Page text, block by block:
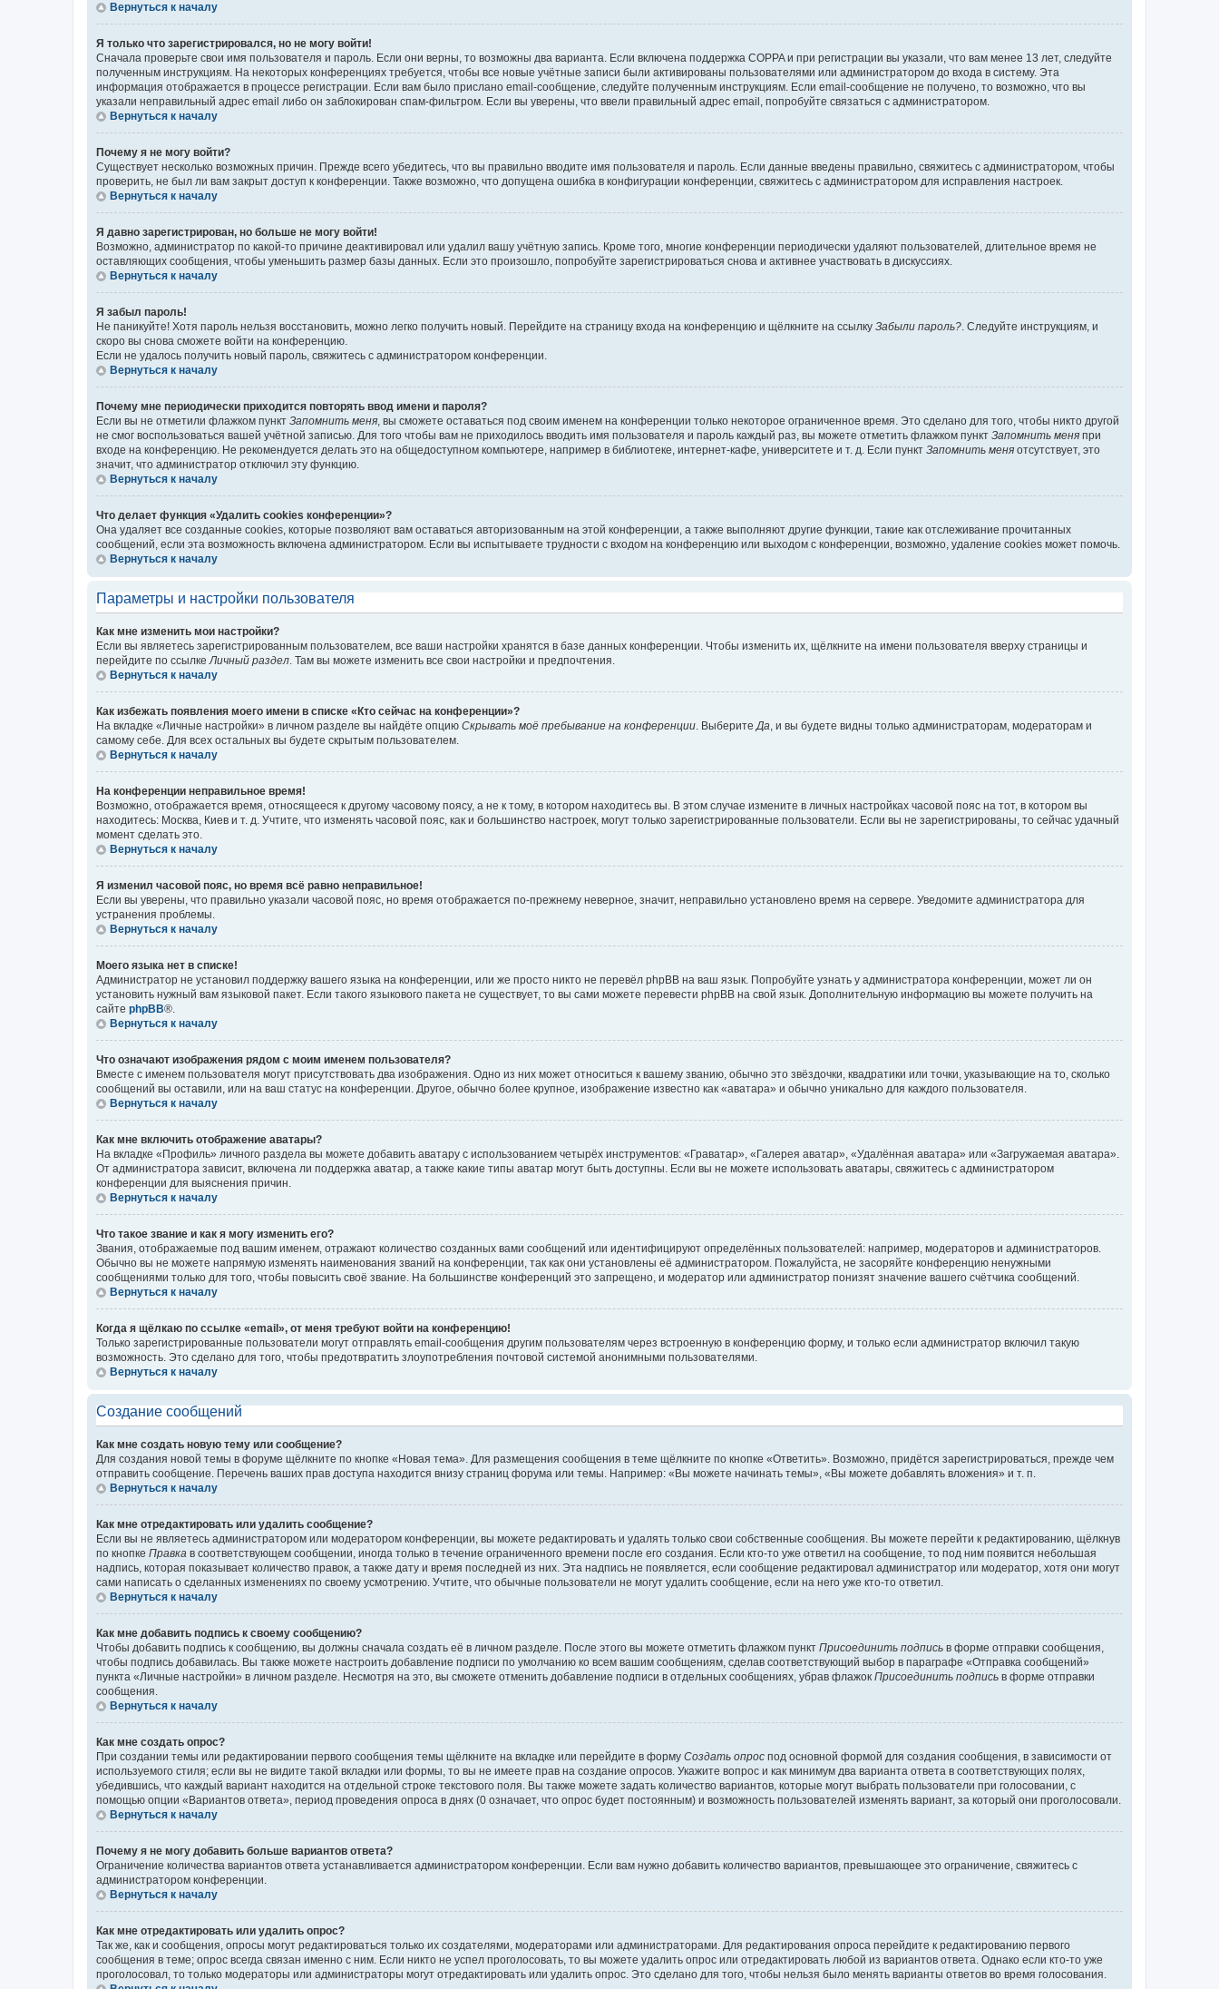
Вернуться к началу
Я только что зарегистрировался, но не могу войти!
Сначала проверьте свои имя пользователя и пароль. Если они верны, то возможны два варианта. Если включена поддержка COPPA и при регистрации вы указали, что вам менее 13 лет, следуйте
полученным инструкциям. На некоторых конференциях требуется, чтобы все новые учётные записи были активированы пользователями или администратором до входа в систему. Эта
информация отображается в процессе регистрации. Если вам было прислано email-сообщение, следуйте полученным инструкциям. Если email-сообщение не получено, то возможно, что вы
указали неправильный адрес email либо он заблокирован спам-фильтром. Если вы уверены, что ввели правильный адрес email, попробуйте связаться с администратором.
Вернуться к началу
Почему я не могу войти?
Существует несколько возможных причин. Прежде всего убедитесь, что вы правильно вводите имя пользователя и пароль. Если данные введены правильно, свяжитесь с администратором, чтобы
проверить, не был ли вам закрыт доступ к конференции. Также возможно, что допущена ошибка в конфигурации конференции, свяжитесь с администратором для исправления настроек.
Вернуться к началу
Я давно зарегистрирован, но больше не могу войти!
Возможно, администратор по какой-то причине деактивировал или удалил вашу учётную запись. Кроме того, многие конференции периодически удаляют пользователей, длительное время не
оставляющих сообщения, чтобы уменьшить размер базы данных. Если это произошло, попробуйте зарегистрироваться снова и активнее участвовать в дискуссиях.
Вернуться к началу
Я забыл пароль!
Не паникуйте! Хотя пароль нельзя восстановить, можно легко получить новый. Перейдите на страницу входа на конференцию и щёлкните на ссылку Забыли пароль?. Следуйте инструкциям, и
скоро вы снова сможете войти на конференцию.
Если не удалось получить новый пароль, свяжитесь с администратором конференции.
Вернуться к началу
Почему мне периодически приходится повторять ввод имени и пароля?
Если вы не отметили флажком пункт Запомнить меня, вы сможете оставаться под своим именем на конференции только некоторое ограниченное время. Это сделано для того, чтобы никто другой
не смог воспользоваться вашей учётной записью. Для того чтобы вам не приходилось вводить имя пользователя и пароль каждый раз, вы можете отметить флажком пункт Запомнить меня при
входе на конференцию. Не рекомендуется делать это на общедоступном компьютере, например в библиотеке, интернет-кафе, университете и т. д. Если пункт Запомнить меня отсутствует, это
значит, что администратор отключил эту функцию.
Вернуться к началу
Что делает функция «Удалить cookies конференции»?
Она удаляет все созданные cookies, которые позволяют вам оставаться авторизованным на этой конференции, а также выполняют другие функции, такие как отслеживание прочитанных
сообщений, если эта возможность включена администратором. Если вы испытываете трудности с входом на конференцию или выходом с конференции, возможно, удаление cookies может помочь.
Вернуться к началу
Параметры и настройки пользователя
Как мне изменить мои настройки?
Если вы являетесь зарегистрированным пользователем, все ваши настройки хранятся в базе данных конференции. Чтобы изменить их, щёлкните на имени пользователя вверху страницы и
перейдите по ссылкеЛичный раздел. Там вы можете изменить все свои настройки и предпочтения.
Вернуться к началу
Как избежать появления моего имени в списке «Кто сейчас на конференции»?
На вкладке «Личные настройки» в личном разделе вы найдёте опцию Скрывать моё пребывание на конференции. ВыберитеДа, и вы будете видны только администраторам, модераторам и
самому себе. Для всех остальных вы будете скрытым пользователем.
Вернуться к началу
На конференции неправильное время!
Возможно, отображается время, относящееся к другому часовому поясу, а не к тому, в котором находитесь вы. В этом случае измените в личных настройках часовой пояс на тот, в котором вы
находитесь: Москва, Киев и т. д. Учтите, что изменять часовой пояс, как и большинство настроек, могут только зарегистрированные пользователи. Если вы не зарегистрированы, то сейчас удачный
момент сделать это.
Вернуться к началу
Я изменил часовой пояс, но время всё равно неправильное!
Если вы уверены, что правильно указали часовой пояс, но время отображается по-прежнему неверное, значит, неправильно установлено время на сервере. Уведомите администратора для
устранения проблемы.
Вернуться к началу
Моего языка нет в списке!
Администратор не установил поддержку вашего языка на конференции, или же просто никто не перевёл phpBB на ваш язык. Попробуйте узнать у администратора конференции, может ли он
установить нужный вам языковой пакет. Если такого языкового пакета не существует, то вы сами можете перевести phpBB на свой язык. Дополнительную информацию вы можете получить на
сайте phpBB®.
Вернуться к началу
Что означают изображения рядом с моим именем пользователя?
Вместе с именем пользователя могут присутствовать два изображения. Одно из них может относиться к вашему званию, обычно это звёздочки, квадратики или точки, указывающие на то, сколько
сообщений вы оставили, или на ваш статус на конференции. Другое, обычно более крупное, изображение известно как «аватара» и обычно уникально для каждого пользователя.
Вернуться к началу
Как мне включить отображение аватары?
На вкладке «Профиль» личного раздела вы можете добавить аватару с использованием четырёх инструментов: «Граватар», «Галерея аватар», «Удалённая аватара» или «Загружаемая аватара».
От администратора зависит, включена ли поддержка аватар, а также какие типы аватар могут быть доступны. Если вы не можете использовать аватары, свяжитесь с администратором
конференции для выяснения причин.
Вернуться к началу
Что такое звание и как я могу изменить его?
Звания, отображаемые под вашим именем, отражают количество созданных вами сообщений или идентифицируют определённых пользователей: например, модераторов и администраторов.
Обычно вы не можете напрямую изменять наименования званий на конференции, так как они установлены её администратором. Пожалуйста, не засоряйте конференцию ненужными
сообщениями только для того, чтобы повысить своё звание. На большинстве конференций это запрещено, и модератор или администратор понизят значение вашего счётчика сообщений.
Вернуться к началу
Когда я щёлкаю по ссылке «email», от меня требуют войти на конференцию!
Только зарегистрированные пользователи могут отправлять email-сообщения другим пользователям через встроенную в конференцию форму, и только если администратор включил такую
возможность. Это сделано для того, чтобы предотвратить злоупотребления почтовой системой анонимными пользователями.
Вернуться к началу
Создание сообщений
Как мне создать новую тему или сообщение?
Для создания новой темы в форуме щёлкните по кнопке «Новая тема». Для размещения сообщения в теме щёлкните по кнопке «Ответить». Возможно, придётся зарегистрироваться, прежде чем
отправить сообщение. Перечень ваших прав доступа находится внизу страниц форума или темы. Например: «Вы можете начинать темы», «Вы можете добавлять вложения» и т. п.
Вернуться к началу
Как мне отредактировать или удалить сообщение?
Если вы не являетесь администратором или модератором конференции, вы можете редактировать и удалять только свои собственные сообщения. Вы можете перейти к редактированию, щёлкнув
по кнопке Правка в соответствующем сообщении, иногда только в течение ограниченного времени после его создания. Если кто-то уже ответил на сообщение, то под ним появится небольшая
надпись, которая показывает количество правок, а также дату и время последней из них. Эта надпись не появляется, если сообщение редактировал администратор или модератор, хотя они могут
сами написать о сделанных изменениях по своему усмотрению. Учтите, что обычные пользователи не могут удалить сообщение, если на него уже кто-то ответил.
Вернуться к началу
Как мне добавить подпись к своему сообщению?
Чтобы добавить подпись к сообщению, вы должны сначала создать её в личном разделе. После этого вы можете отметить флажком пункт Присоединить подпись в форме отправки сообщения,
чтобы подпись добавилась. Вы также можете настроить добавление подписи по умолчанию ко всем вашим сообщениям, сделав соответствующий выбор в параграфе «Отправка сообщений»
пункта «Личные настройки» в личном разделе. Несмотря на это, вы сможете отменить добавление подписи в отдельных сообщениях, убрав флажок Присоединить подпись в форме отправки
сообщения.
Вернуться к началу
Как мне создать опрос?
При создании темы или редактировании первого сообщения темы щёлкните на вкладке или перейдите в форму Создать опрос под основной формой для создания сообщения, в зависимости от
используемого стиля; если вы не видите такой вкладки или формы, то вы не имеете прав на создание опросов. Укажите вопрос и как минимум два варианта ответа в соответствующих полях,
убедившись, что каждый вариант находится на отдельной строке текстового поля. Вы также можете задать количество вариантов, которые могут выбрать пользователи при голосовании, с
помощью опции «Вариантов ответа», период проведения опроса в днях (0 означает, что опрос будет постоянным) и возможность пользователей изменять вариант, за который они проголосовали.
Вернуться к началу
Почему я не могу добавить больше вариантов ответа?
Ограничение количества вариантов ответа устанавливается администратором конференции. Если вам нужно добавить количество вариантов, превышающее это ограничение, свяжитесь с
администратором конференции.
Вернуться к началу
Как мне отредактировать или удалить опрос?
Так же, как и сообщения, опросы могут редактироваться только их создателями, модераторами или администраторами. Для редактирования опроса перейдите к редактированию первого
сообщения в теме; опрос всегда связан именно с ним. Если никто не успел проголосовать, то вы можете удалить опрос или отредактировать любой из вариантов ответа. Однако если кто-то уже
проголосовал, то только модераторы или администраторы могут отредактировать или удалить опрос. Это сделано для того, чтобы нельзя было менять варианты ответов во время голосования.